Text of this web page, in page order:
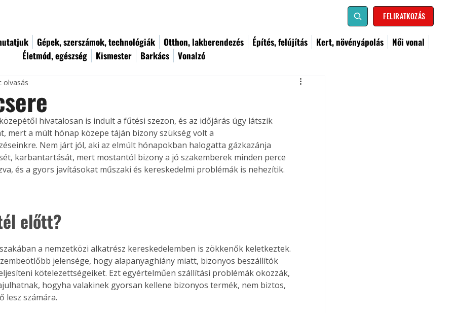
FELIRATKOZÁS
Gépek, szerszámok, technológiák Otthon, lakberendezés Építés, felújítás Kert, növényápolás
Női vonal
Életmód, egészség
Kismester Barkács Vonalzó
olvasás
hivatalosan is indult a fűtési szezon, és az időjárás úgy látszik
mert a múlt hónap közepe táján bizony szükség volt a
Nem járt jól, aki az elmúlt hónapokban halogatta gázkazánja
karbantartását, mert mostantól bizony a jó szakemberek minden perce
és a gyors javításokat műszaki és kereskedelmi problémák is nehezítik.
előtt?
a nemzetközi alkatrész kereskedelemben is zökkenők keletkeztek.
jelensége, hogy alapanyaghiány miatt, bizonyos beszállítók
kötelezettségeiket. Ezt egyértelműen szállítási problémák okozzák,
hogyha valakinek gyorsan kellene bizonyos termék, nem biztos,
lesz számára.